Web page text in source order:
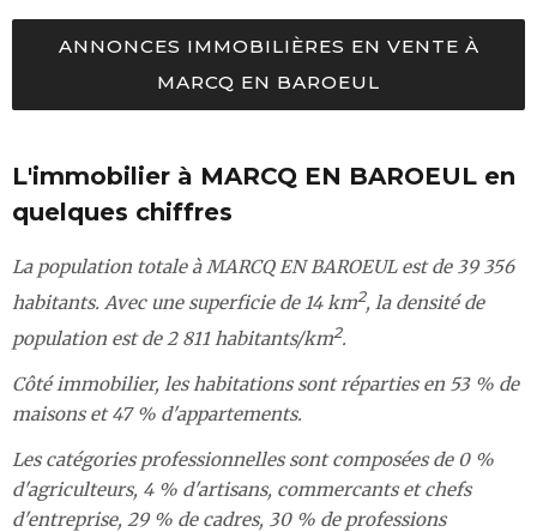
ANNONCES IMMOBILIÈRES EN VENTE À
MARCQ EN BAROEUL
L'immobilier à MARCQ EN BAROEUL en
quelques chiffres
La population totale à MARCQ EN BAROEUL est de 39 356
habitants. Avec une superficie de 14 km2, la densité de
population est de 2 811 habitants/km2.
Côté immobilier, les habitations sont réparties en 53 % de
maisons et 47 % d'appartements.
Les catégories professionnelles sont composées de 0 %
d'agriculteurs, 4 % d'artisans, commercants et chefs
d'entreprise, 29 % de cadres, 30 % de professions